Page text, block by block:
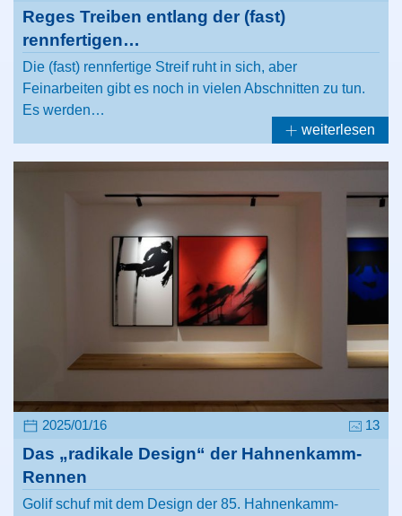
Reges Treiben entlang der (fast)
rennfertigen…
Die (fast) rennfertige Streif ruht in sich, aber
Feinarbeiten gibt es noch in vielen Abschnitten zu tun.
Es werden…
weiterlesen
2025/01/16 13
Das „radikale Design“ der Hahnenkamm-
Rennen
Golif schuf mit dem Design der 85. Hahnenkamm-